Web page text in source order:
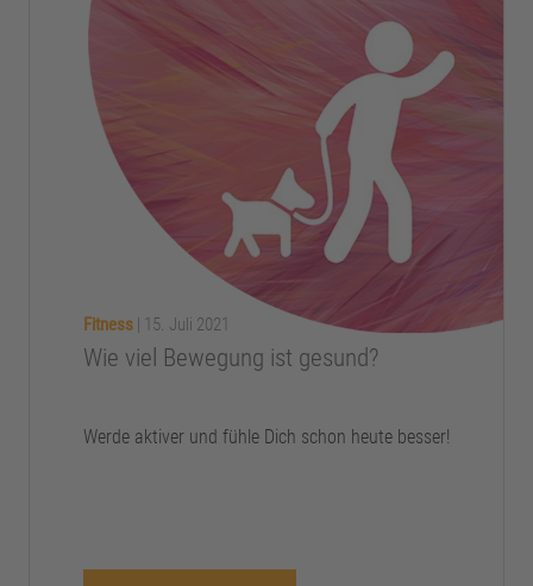
Fitness | 15. Juli 2021
Wie viel Bewegung ist gesund?
Werde aktiver und fühle Dich schon heute besser!